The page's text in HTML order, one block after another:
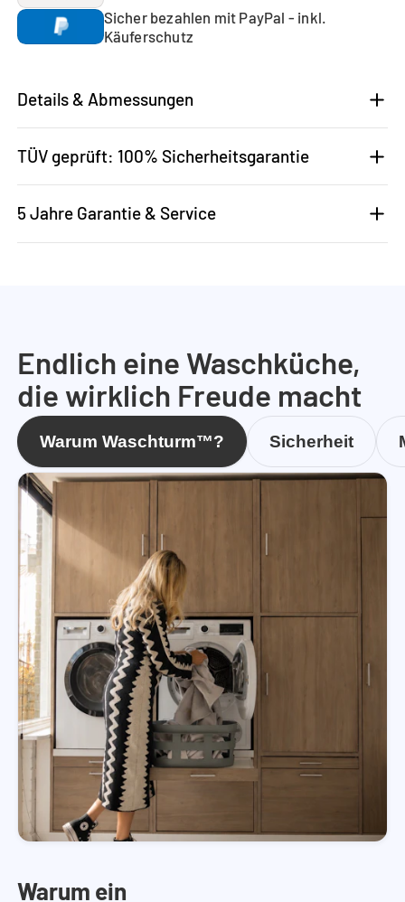
Sicher bezahlen mit PayPal - inkl.
Käuferschutz
Details & Abmessungen
TÜV geprüft: 100% Sicherheitsgarantie
5 Jahre Garantie & Service
Endlich eine Waschküche,
die wirklich Freude macht
Warum Waschturm™? Sicherheit
Warum ein